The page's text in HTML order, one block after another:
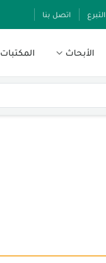
التبرع اتصل بنا
الأبحاث المكتبات